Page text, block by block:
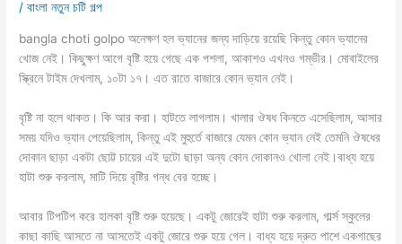
/বাংলা নতুন চটি গল্প
bangla choti golpo অনেক্ষণ হল ভ্যানের জন্য দাড়িয়ে রয়েছি কিন্তু কোন ভ্যানের
খোজ নেই। কিছুক্ষণ আগে বৃষ্টি হয়ে গেছে এক পশলা, আকাশও এখনও গম্ভীর। মোবাইলের
স্ক্রিনে টাইম দেখলাম, ১০টা ১৭। এত রাতে বাজারে কোন ভ্যান নেই।
বৃষ্টি না হলে থাকত। কি আর করা। হাটতে লাগলাম। খালার ঔষধ কিনতে এসেছিলাম, আসার
সময় যদিও ভ্যান পেয়েছিলাম, কিন্তু এই মুহুর্তে বাজারে যেমন কোন ভ্যান নেই তেমনি ঔষধের
দোকান ছাড়া একটা ছোট্ট চায়ের এই দুটো ছাড়া অন্য কোন দোকানও খোলা নেই।বাধ্য হয়ে
হাটা শুরু করলাম, মাটি দিয়ে বৃষ্টির গন্ধ বের হচ্ছে।
আবার টিপটিপ করে হালকা বৃষ্টি শুরু হয়েছে। একটু জোরেই হাটা শুরু করলাম, গার্ল্স স্কুলের
কাছা কাছি আসতে না আসতেই একটু জোরে শুরু হয়ে গেল। বাধ্য হয়ে দ্রুত পাশে একগাছের